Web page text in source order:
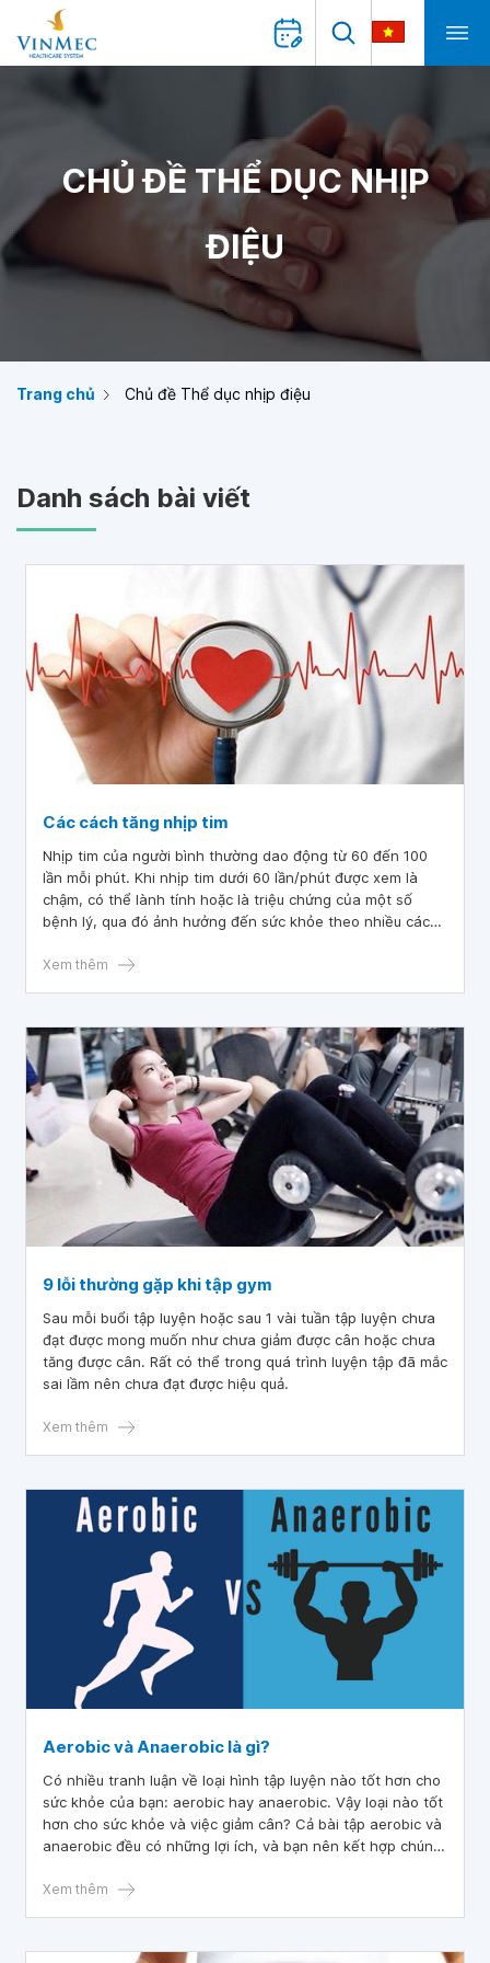
CHỦ ĐỀ THỂ DỤC NHỊP
ĐIỆU
Trang chủ Chủ đề Thể dục nhịp điệu
Danh sách bài viết
Các cách tăng nhịp tim
Nhịp tim của người bình thường dao động từ 60 đến 100
lần mỗi phút. Khi nhịp tim dưới 60 lần/phút được xem là
chậm, có thể lành tính hoặc là triệu chứng của một số
bệnh lý, qua đó ảnh hưởng đến sức khỏe theo nhiều cách
nhà nếu mắc phải tình trạng tim đập chậm?
Xem thêm
9 lỗi thường gặp khi tập gym
Sau mỗi buổi tập luyện hoặc sau 1 vài tuần tập luyện chưa
đạt được mong muốn như chưa giảm được cân hoặc chưa
tăng được cân. Rất có thể trong quá trình luyện tập đã mắc
sai lầm nên chưa đạt được hiệu quả.
Xem thêm
Aerobic và Anaerobic là gì?
Có nhiều tranh luận về loại hình tập luyện nào tốt hơn cho
sức khỏe của bạn: aerobic hay anaerobic. Vậy loại nào tốt
hơn cho sức khỏe và việc giảm cân? Cả bài tập aerobic và
anaerobic đều có những lợi ích, và bạn nên kết hợp chúng
Xem thêm